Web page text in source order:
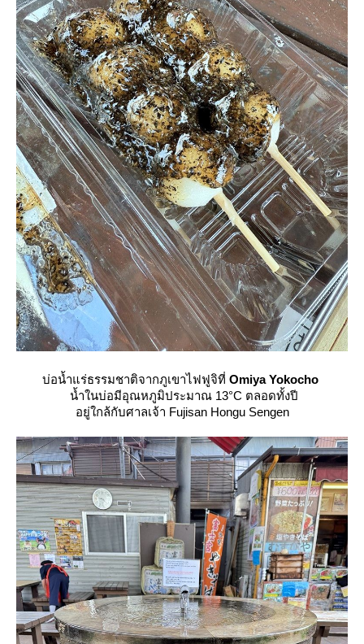
บ่อน้ำแร่ธรรมชาติจากภูเขาไฟฟูจิที่ Omiya Yokocho
น้ำในบ่อมีอุณหภูมิประมาณ 13°C ตลอดทั้งปี
อยู่ใกล้กับศาลเจ้า Fujisan Hongu Sengen